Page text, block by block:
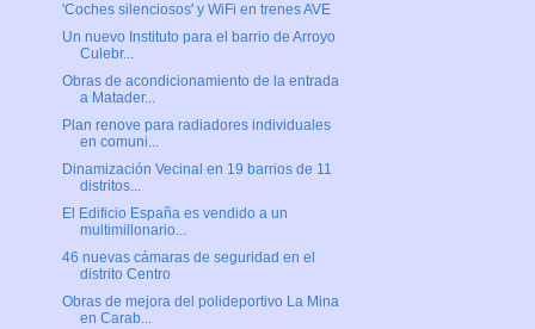
'Coches silenciosos' y WiFi en trenes AVE
Un nuevo Instituto para el barrio de Arroyo
Culebr...
Obras de acondicionamiento de la entrada
a Matader...
Plan renove para radiadores individuales
en comuni...
Dinamización Vecinal en 19 barrios de 11
distritos...
El Edificio España es vendido a un
multimillonario...
46 nuevas cámaras de seguridad en el
distrito Centro
Obras de mejora del polideportivo La Mina
en Carab...